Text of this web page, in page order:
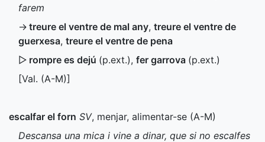
farem
→ treure el ventre de mal any, treure el ventre de
guerxesa, treure el ventre de pena
▷ rompre es dejú (p.ext.), fer garrova (p.ext.)
[Val. (A-M)]
escalfar el forn SV, menjar, alimentar-se (A-M)
Descansa una mica i vine a dinar, que si no escalfes